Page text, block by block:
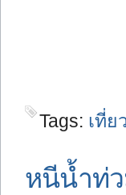
Tags: เที่ย
หนีน้ำท่ว